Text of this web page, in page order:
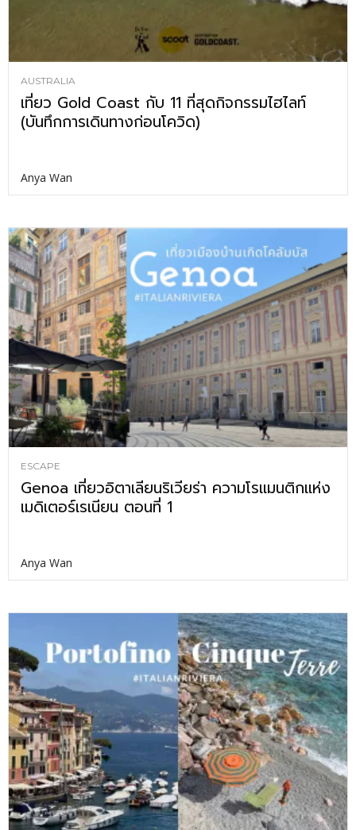
AUSTRALIA
เที่ยว Gold Coast กับ 11 ที่สุดกิจกรรมไฮไลท์
(บันทึกการเดินทางก่อนโควิด)
Anya Wan
ESCAPE
Genoa เที่ยวอิตาเลียนริเวียร่า ความโรแมนติกแห่ง
เมดิเตอร์เรเนียน ตอนที่ 1
Anya Wan